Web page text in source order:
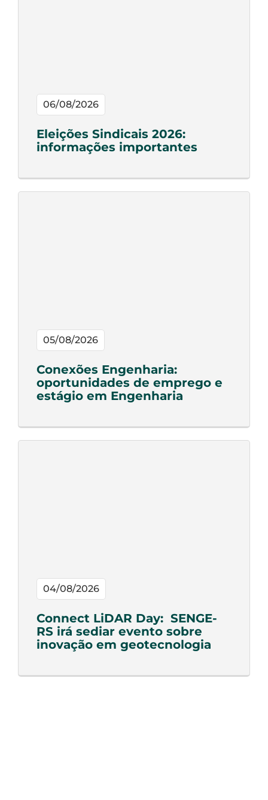
06/08/2026
Eleições Sindicais 2026:
informações importantes
05/08/2026
Conexões Engenharia:
oportunidades de emprego e
estágio em Engenharia
04/08/2026
Connect LiDAR Day: SENGE-
RS irá sediar evento sobre
inovação em geotecnologia